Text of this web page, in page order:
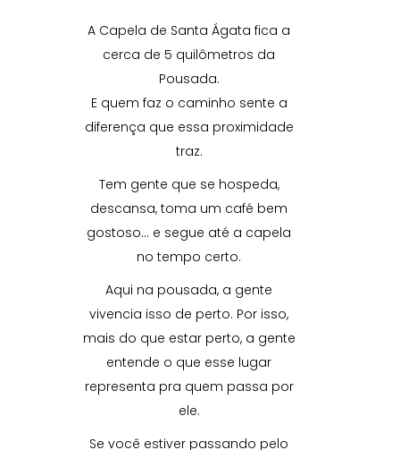
A Capela de Santa Ágata fica a
cerca de 5 quilômetros da
Pousada.
E quem faz o caminho sente a
diferença que essa proximidade
traz.
Tem gente que se hospeda,
descansa, toma um café bem
gostoso… e segue até a capela
no tempo certo.
Aqui na pousada, a gente
vivencia isso de perto. Por isso,
mais do que estar perto, a gente
entende o que esse lugar
representa pra quem passa por
ele.
Se você estiver passando pelo